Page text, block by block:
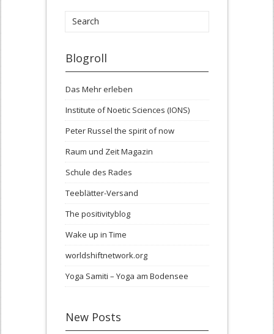
Blogroll
Das Mehr erleben
Institute of Noetic Sciences (IONS)
Peter Russel the spirit of now
Raum und Zeit Magazin
Schule des Rades
Teeblätter-Versand
The positivityblog
Wake up in Time
worldshiftnetwork.org
Yoga Samiti – Yoga am Bodensee
New Posts